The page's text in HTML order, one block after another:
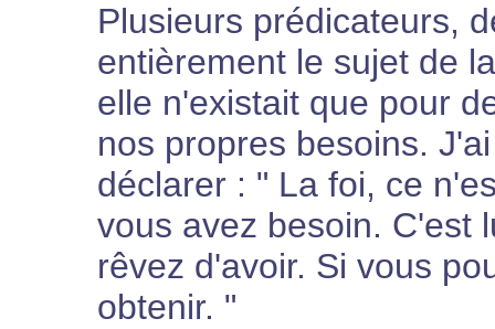
Plusieurs prédicateurs,
entièrement le sujet de
elle n'existait que pour
nos propres besoins.
déclarer : " La foi, ce
vous avez besoin. C'est
rêvez d'avoir. Si vous
obtenir. "